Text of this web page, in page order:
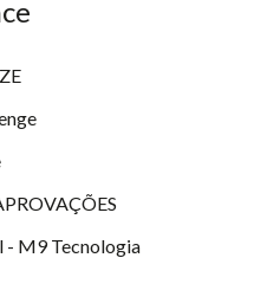
- M9 Tecnologia